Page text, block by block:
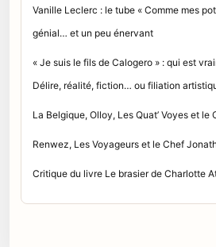
Vanille Leclerc : le tube « Comme mes
génial… et un peu énervant
« Je suis le fils de Calogero » : qui est
Délire, réalité, fiction… ou filiation
La Belgique, Olloy, Les Quat’ Voyes et le
Renwez, Les Voyageurs et le Chef
Critique du livre Le brasier de Charlotte